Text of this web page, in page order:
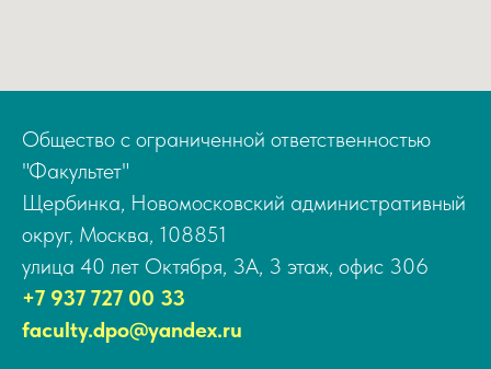
Общество с ограниченной ответственностью
"Факультет"
Щербинка, Новомосковский административный
округ, Москва, 108851
улица 40 лет Октября, 3А, 3 этаж, офис 306
+7 937 727 00 33
faculty.dpo@yandex.ru